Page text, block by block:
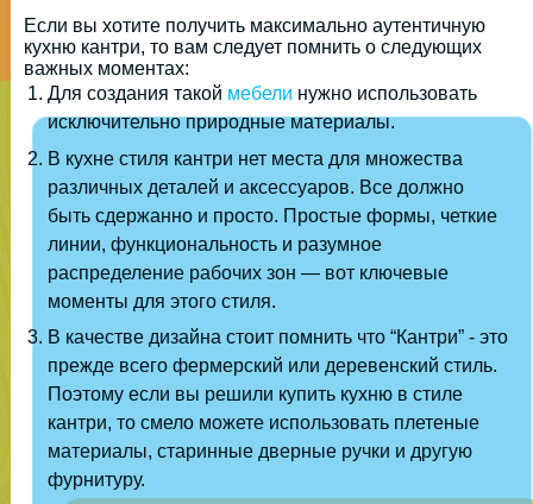
Если вы хотите получить максимально аутентичную
кухню кантри, то вам следует помнить о следующих
важных моментах:
Для создания такой мебели нужно использовать
исключительно природные материалы.
В кухне стиля кантри нет места для множества
различных деталей и аксессуаров. Все должно
быть сдержанно и просто. Простые формы, четкие
линии, функциональность и разумное
распределение рабочих зон — вот ключевые
моменты для этого стиля.
В качестве дизайна стоит помнить что “Кантри” - это
прежде всего фермерский или деревенский стиль.
Поэтому если вы решили купить кухню в стиле
кантри, то смело можете использовать плетеные
материалы, старинные дверные ручки и другую
фурнитуру.